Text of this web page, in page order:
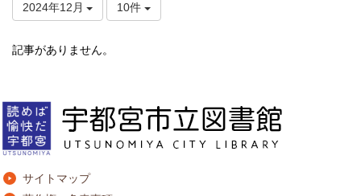
2024年12月 10件
記事がありません。
サイトマップ